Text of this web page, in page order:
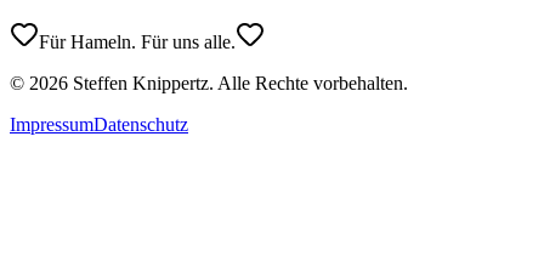
Für Hameln. Für uns alle.
© 2026 Steffen Knippertz. Alle Rechte vorbehalten.
ImpressumDatenschutz